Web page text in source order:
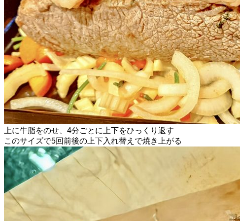
上に牛脂をのせ、4分ごとに上下をひっくり返す
このサイズで5回前後の上下入れ替えで焼き上がる